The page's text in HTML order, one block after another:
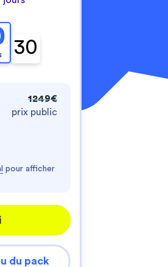
confidentialité, en
30
1249€
prix public
pour afficher
du pack